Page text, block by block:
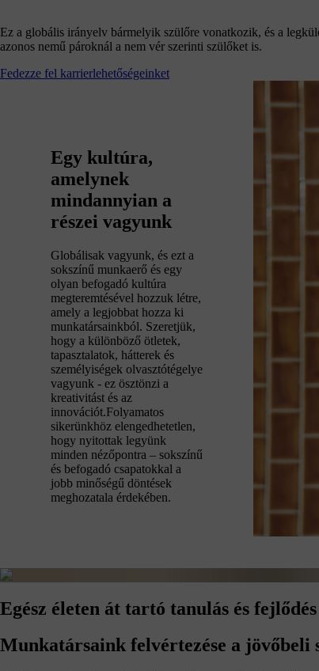
Ez a globális irányelv bármelyik szülőre vonatkozik, és a
azonos nemű pároknál a nem vér szerinti szülőket is.
Fedezze fel karrierlehetőségeinket
Egy kultúra,
amelynek
mindannyian a
részei vagyunk
Globálisak vagyunk, és ezt a
sokszínű munkaerő és egy
olyan befogadó kultúra
megteremtésével hozzuk létre,
amely a legjobbat hozza ki
munkatársainkból. Szeretjük,
hogy a különböző ötletek,
tapasztalatok, hátterek és
személyiségek olvasztótégelye
vagyunk ‑ ez ösztönzi a
kreativitást és az
innovációt.Folyamatos
sikerünkhöz elengedhetetlen,
hogy nyitottak legyünk
minden nézőpontra – sokszínű
és befogadó csapatokkal a
jobb minőségű döntések
meghozatala érdekében.
Egész életen át tartó tanulás és fejlődés
Munkatársaink felvértezése a jövőbeli